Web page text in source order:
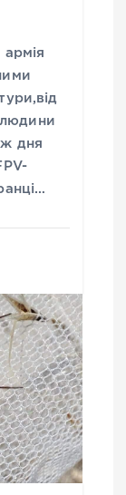
армія
людини
дня